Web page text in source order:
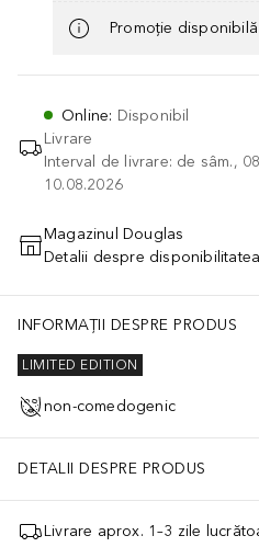
Promoție
Online: Disponibil
Livrare
Interval de livrare: de sâm.,
10.08.2026
Magazinul Douglas
Detalii despre
INFORMAȚII DESPRE PRODUS
LIMITED EDITION
non-comedogenic
DETALII DESPRE PRODUS
Livrare aprox. 1–3 zile